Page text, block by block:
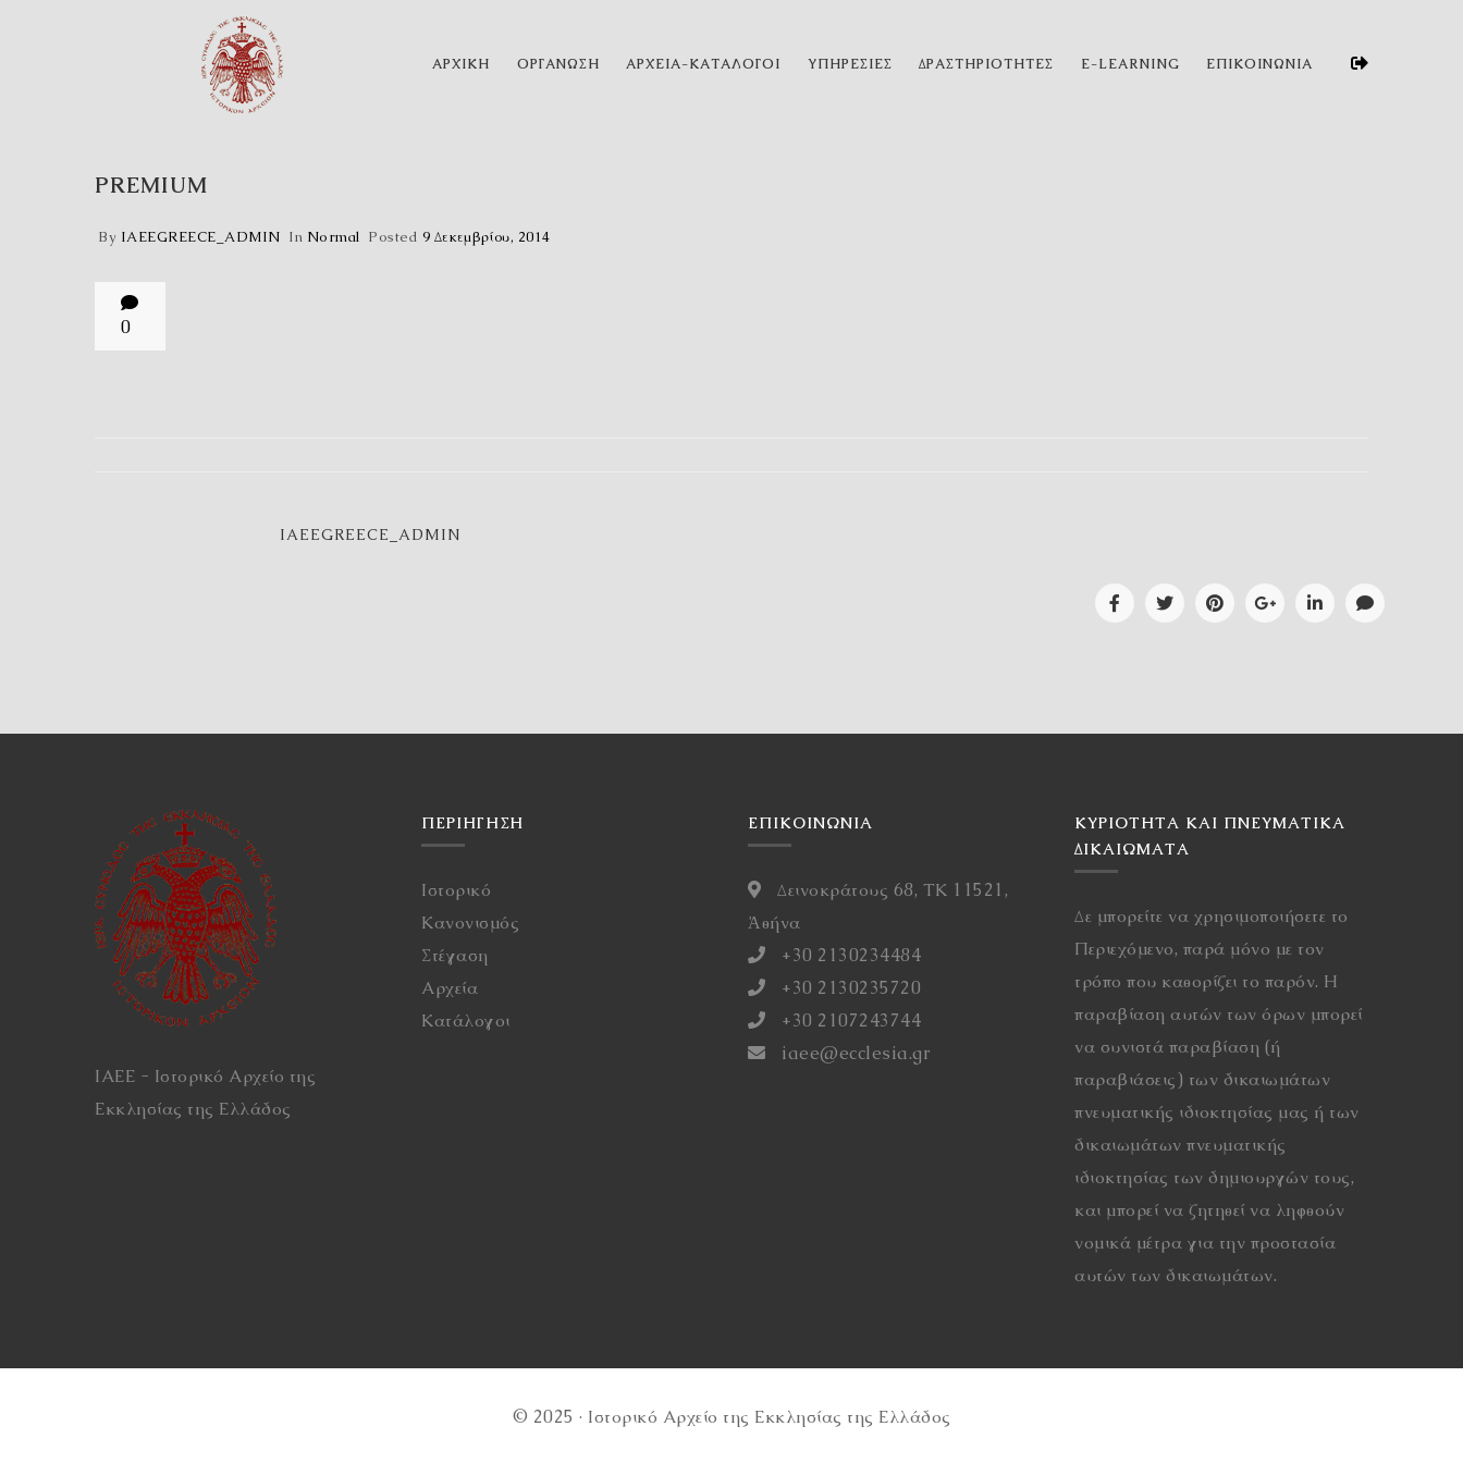
ΑΡΧΙΚΗ ΟΡΓΑΝΩΣΗ ΑΡΧΕΙΑ-ΚΑΤΑΛΟΓΟΙ ΥΠΗΡΕΣΙΕΣ ΔΡΑΣΤΗΡΙΟΤΗΤΕΣ E-LEARNING ΕΠΙΚΟΙΝΩΝΙΑ
PREMIUM
By IAEEGREECE_ADMIN In Normal Posted 9 Δεκεμβρίου, 2014
0
IAEEGREECE_ADMIN
ΙΑΕΕ - Ιστορικό Αρχείο της
Εκκλησίας της Ελλάδος
ΠΕΡΙΉΓΗΣΗ
Ιστορικό
Κανονισμός
Στέγαση
Αρχεία
Κατάλογοι
ΕΠΙΚΟΙΝΩΝΙΑ
Δεινοκράτους 68, ΤΚ 11521,
Ἀθήνα
+30 2130234484
+30 2130235720
+30 2107243744
iaee@ecclesia.gr
ΚΥΡΙΌΤΗΤΑ ΚΑΙ ΠΝΕΥΜΑΤΙΚΆ
ΔΙΚΑΙΏΜΑΤΑ
Δε μπορείτε να χρησιμοποιήσετε το
Περιεχόμενο, παρά μόνο με τον
τρόπο που καθορίζει το παρόν. Η
παραβίαση αυτών των όρων μπορεί
να συνιστά παραβίαση (ή
παραβιάσεις) των δικαιωμάτων
πνευματικής ιδιοκτησίας μας ή των
δικαιωμάτων πνευματικής
ιδιοκτησίας των δημιουργών τους,
και μπορεί να ζητηθεί να ληφθούν
νομικά μέτρα για την προστασία
αυτών των δικαιωμάτων.
© 2025 · Ιστορικό Αρχείο της Εκκλησίας της Ελλάδος